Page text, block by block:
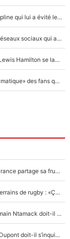
F1 - Lewis Hamilton victime de harcèlement, la discipline qui lui a évité le pire : «J'aurais probablement mal tourné»
Lewis Hamilton : Le talent inattendu dévoilé sur les réseaux sociaux qui a impressionné Kim Kardashian pendant leurs vacances en amoureux !
F1 : Comme Antoine Griezmann et Damian Penaud, Lewis Hamilton se lance dans le business des cartes à collectionner !
F1 : Max Verstappen et Red Bull, la réaction «très dramatique» des fans qui agace le quadruple champion du monde !
Mis de côté par Fabien Galthié, un joueur du XV de France partage sa frustration : «ils ne me l’ont pas dit tout de suite»
La raison d'être de Matthieu Jalibert en dehors des terrains de rugby : «Ça m'atteint autant que si tu touches à un membre de ma famille»
XV de France - Matthieu Jalibert a tout changé : Romain Ntamack doit-il s’inquiéter pour sa place à un an de la Coupe du monde ?
«Le XV de France est meilleur avec Lucu» : Antoine Dupont doit-il s’inquiéter pour sa place ?